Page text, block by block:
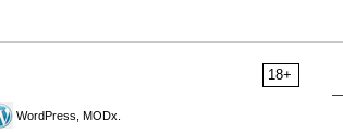
18+
WordPress, MODx.